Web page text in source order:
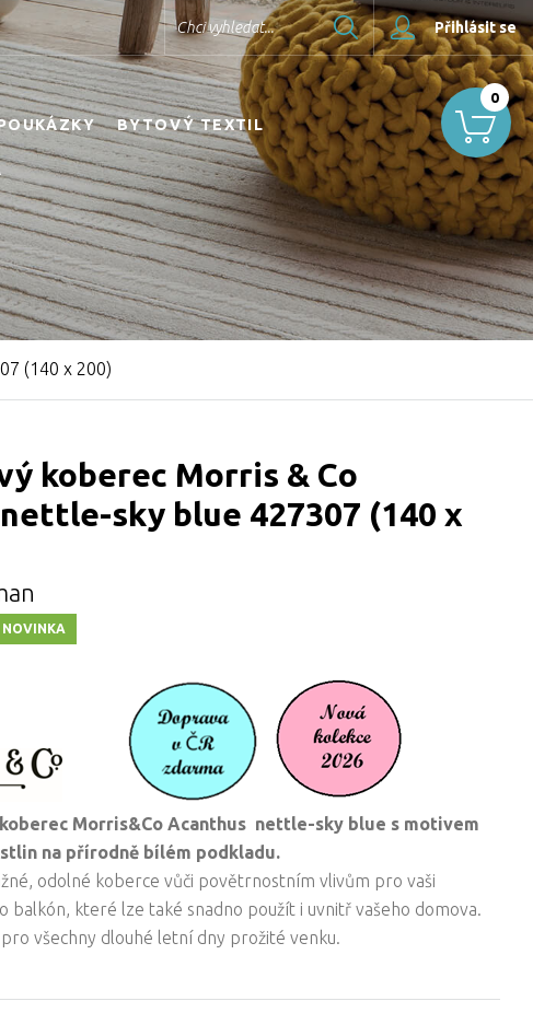
Přihlásit se
Chci vyhledat... Hledat
BYTOVÝ TEXTIL
0
(140 x 200)
koberec Morris & Co
sky blue 427307 (140 x
NOVINKA
Morris&Co Acanthus nettle-sky blue s motivem
na přírodně bílém podkladu.
odolné koberce vůči povětrnostním vlivům pro vaši
balkón, které lze také snadno použít i uvnitř vašeho domova.
všechny dlouhé letní dny prožité venku.